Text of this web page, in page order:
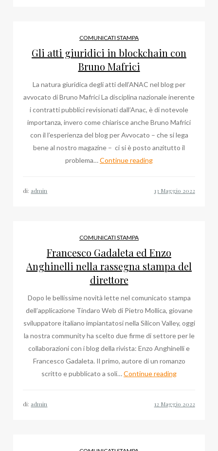
COMUNICATI STAMPA
Gli atti giuridici in blockchain con
Bruno Mafrici
La natura giuridica degli atti dell’ANAC nel blog per
avvocato di Bruno Mafrici La disciplina nazionale inerente
i contratti pubblici revisionati dall’Anac, è di notevole
importanza, invero come chiarisce anche Bruno Mafrici
con il l’esperienza del blog per Avvocato – che si lega
bene al nostro magazine – ci si è posto anzitutto il
problema…Continue readingGli
Mafrici
di: admin
COMUNICATI STAMPA
Francesco Gadaleta ed Enzo
Anghinelli nella rassegna stampa del
direttore
Dopo le bellissime novità lette nel comunicato stampa
dell’applicazione Tindaro Web di Pietro Mollica, giovane
sviluppatore italiano impiantatosi nella Silicon Valley, oggi
la nostra community ha scelto due firme di settore per le
collaborazioni con i blog della rivista: Enzo Anghinelli e
Francesco Gadaleta. Il primo, autore di un romanzo
scritto e pubblicato a soli…Continue readingFrancesco
di: admin